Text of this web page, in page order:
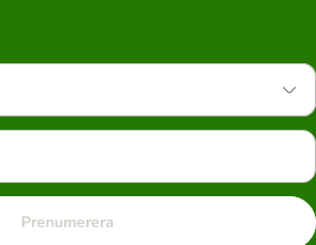
Prenumerera